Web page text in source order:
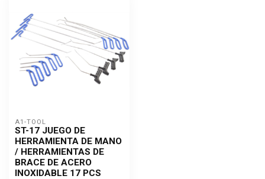
A1-TOOL
ST-17 JUEGO DE
HERRAMIENTA DE MANO
/ HERRAMIENTAS DE
BRACE DE ACERO
INOXIDABLE 17 PCS